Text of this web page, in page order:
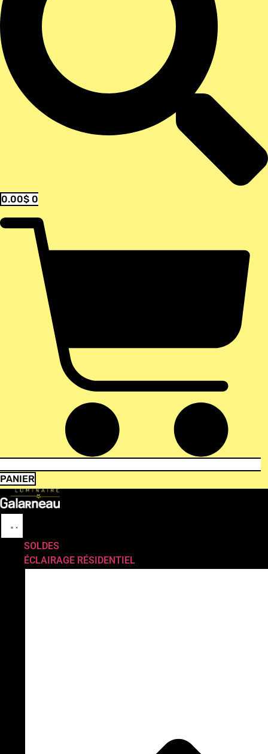
0.00$ 0
PANIER
SOLDES
ÉCLAIRAGE RÉSIDENTIEL